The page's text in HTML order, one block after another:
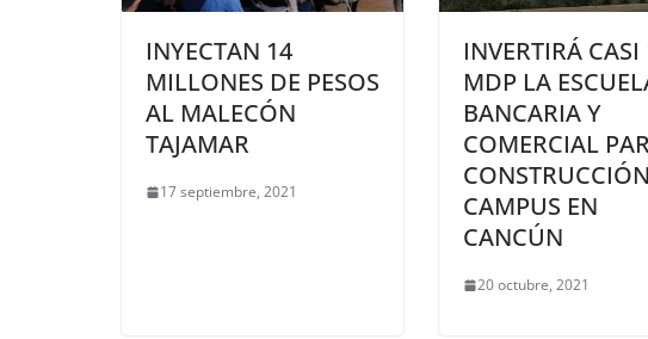
INYECTAN 14
MILLONES DE PESOS
AL MALECÓN
TAJAMAR
17 septiembre, 2021
INVERTIRÁ
MDP LA
BANCARIA Y
COMERCIAL
CAMPUS EN
CANCÚN
20 octubre, 2021